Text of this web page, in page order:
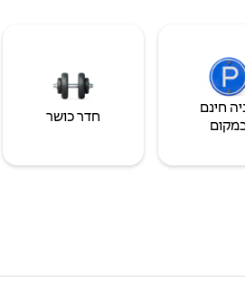
חינם
חדר כושר